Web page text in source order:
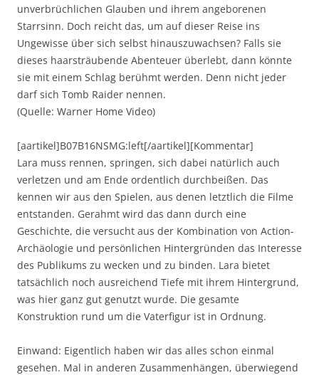
unverbrüchlichen Glauben und ihrem angeborenen
Starrsinn. Doch reicht das, um auf dieser Reise ins
Ungewisse über sich selbst hinauszuwachsen? Falls sie
dieses haarsträubende Abenteuer überlebt, dann könnte
sie mit einem Schlag berühmt werden. Denn nicht jeder
darf sich Tomb Raider nennen.
(Quelle: Warner Home Video)
[aartikel]B07B16NSMG:left[/aartikel][Kommentar]
Lara muss rennen, springen, sich dabei natürlich auch
verletzen und am Ende ordentlich durchbeißen. Das
kennen wir aus den Spielen, aus denen letztlich die Filme
entstanden. Gerahmt wird das dann durch eine
Geschichte, die versucht aus der Kombination von Action-
Archäologie und persönlichen Hintergründen das Interesse
des Publikums zu wecken und zu binden. Lara bietet
tatsächlich noch ausreichend Tiefe mit ihrem Hintergrund,
was hier ganz gut genutzt wurde. Die gesamte
Konstruktion rund um die Vaterfigur ist in Ordnung.
Einwand: Eigentlich haben wir das alles schon einmal
gesehen. Mal in anderen Zusammenhängen, überwiegend